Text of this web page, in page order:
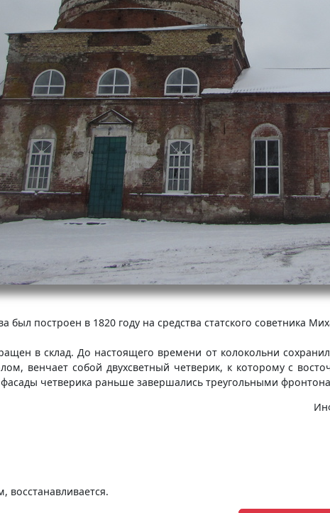
был построен в 1820 году на средства статского советника
в склад. До настоящего времени от колокольни
венчает собой двухсветный четверик, к которому с
четверика раньше завершались треугольными